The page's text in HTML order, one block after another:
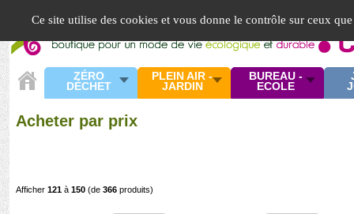
Ce site utilise des cookies et vous donne le contrôle sur ceux
ZÉRO
DÉCHET
PLEIN AIR -
JARDIN
BUREAU -
ECOLE
Acheter par prix
Afficher 121 à 150 (de 366 produits)